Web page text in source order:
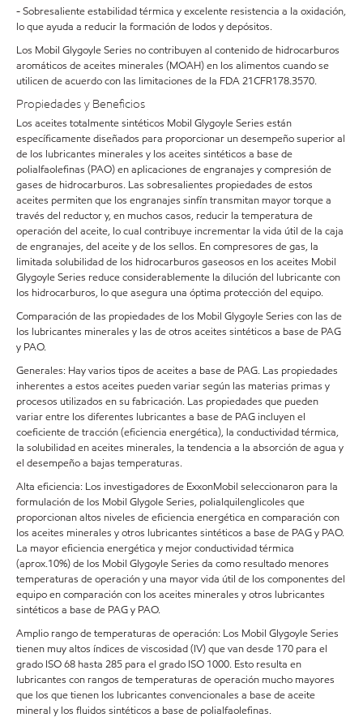
- Sobresaliente estabilidad térmica y excelente resistencia a la oxidación,
lo que ayuda a reducir la formación de lodos y depósitos.
Los Mobil Glygoyle Series no contribuyen al contenido de hidrocarburos
aromáticos de aceites minerales (MOAH) en los alimentos cuando se
utilicen de acuerdo con las limitaciones de la FDA 21CFR178.3570.
Propiedades y Beneficios
Los aceites totalmente sintéticos Mobil Glygoyle Series están
específicamente diseñados para proporcionar un desempeño superior al
de los lubricantes minerales y los aceites sintéticos a base de
polialfaolefinas (PAO) en aplicaciones de engranajes y compresión de
gases de hidrocarburos. Las sobresalientes propiedades de estos
aceites permiten que los engranajes sinfín transmitan mayor torque a
través del reductor y, en muchos casos, reducir la temperatura de
operación del aceite, lo cual contribuye incrementar la vida útil de la caja
de engranajes, del aceite y de los sellos. En compresores de gas, la
limitada solubilidad de los hidrocarburos gaseosos en los aceites Mobil
Glygoyle Series reduce considerablemente la dilución del lubricante con
los hidrocarburos, lo que asegura una óptima protección del equipo.
Comparación de las propiedades de los Mobil Glygoyle Series con las de
los lubricantes minerales y las de otros aceites sintéticos a base de PAG
y PAO.
Generales: Hay varios tipos de aceites a base de PAG. Las propiedades
inherentes a estos aceites pueden variar según las materias primas y
procesos utilizados en su fabricación. Las propiedades que pueden
variar entre los diferentes lubricantes a base de PAG incluyen el
coeficiente de tracción (eficiencia energética), la conductividad térmica,
la solubilidad en aceites minerales, la tendencia a la absorción de agua y
el desempeño a bajas temperaturas.
Alta eficiencia: Los investigadores de ExxonMobil seleccionaron para la
formulación de los Mobil Glygole Series, polialquilenglicoles que
proporcionan altos niveles de eficiencia energética en comparación con
los aceites minerales y otros lubricantes sintéticos a base de PAG y PAO.
La mayor eficiencia energética y mejor conductividad térmica
(aprox.10%) de los Mobil Glygoyle Series da como resultado menores
temperaturas de operación y una mayor vida útil de los componentes del
equipo en comparación con los aceites minerales y otros lubricantes
sintéticos a base de PAG y PAO.
Amplio rango de temperaturas de operación: Los Mobil Glygoyle Series
tienen muy altos índices de viscosidad (IV) que van desde 170 para el
grado ISO 68 hasta 285 para el grado ISO 1000. Esto resulta en
lubricantes con rangos de temperaturas de operación mucho mayores
que los que tienen los lubricantes convencionales a base de aceite
mineral y los fluidos sintéticos a base de polialfaolefinas.